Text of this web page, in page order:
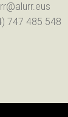
747 485 548